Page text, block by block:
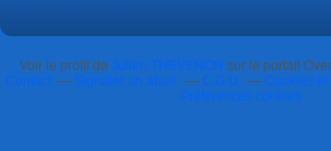
Voir le profil deJulien THEVENON sur le portail
Contact
Signaler un abus C.G.U.
Cookies
Préférences cookies